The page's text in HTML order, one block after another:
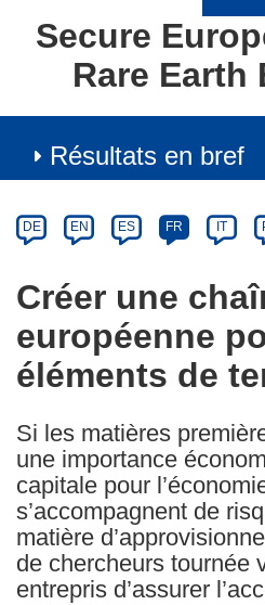
Secure
Rare Earth
Résultats en bref
Category
Article
available
the
following
languages:
DE EN ES FR IT
Créer une
européenne
éléments de
Si les matières
une importance
capitale pour
s’accompagnent de
matière
de chercheurs tournée
entrepris d’assurer